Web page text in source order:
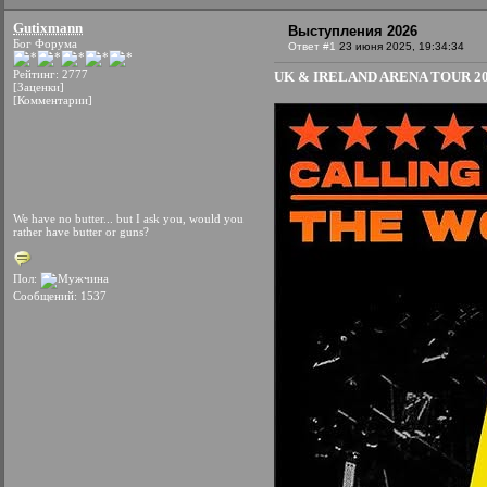
Gutixmann
Бог Форума
Рейтинг: 2777
[Заценки]
[Комментарии]
We have no butter... but I ask you, would you
rather have butter or guns?
Пол:
Сообщений: 1537
Выступления 2026
Ответ #1 23 июня 2025, 19:34:34
UK & IRELAND ARENA TOUR